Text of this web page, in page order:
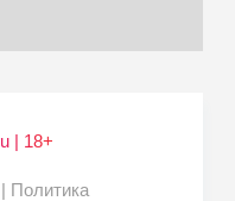
| 18+
Политика